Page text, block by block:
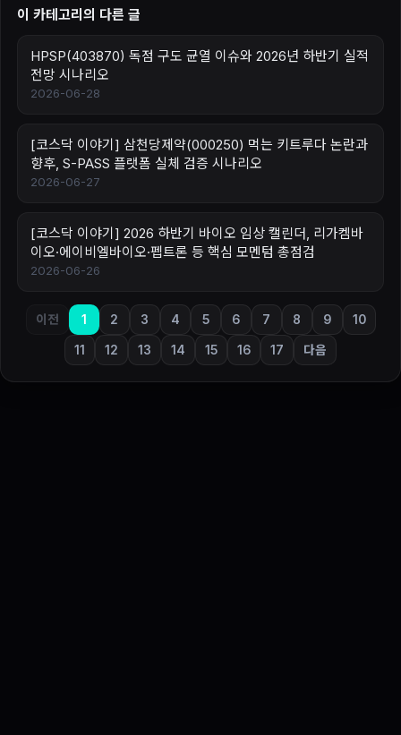
이 카테고리의 다른 글
HPSP(403870) 독점 구도 균열 이슈와 2026년 하반기 실적
전망 시나리오
2026-06-28
[코스닥 이야기] 삼천당제약(000250) 먹는 키트루다 논란과
향후, S-PASS 플랫폼 실체 검증 시나리오
2026-06-27
[코스닥 이야기] 2026 하반기 바이오 임상 캘린더, 리가켐바
이오·에이비엘바이오·펩트론 등 핵심 모멘텀 총점검
2026-06-26
이전 1 2 3 4 5 6 7 8 9 10
11 12 13 14 15 16 17 다음